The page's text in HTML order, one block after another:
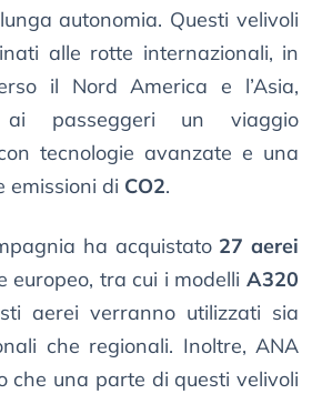
autonomia. Questi velivoli
alle rotte internazionali, in
il Nord America e l’Asia,
ai passeggeri un viaggio
tecnologie avanzate e una
emissioni di CO2.
ha acquistato 27 aerei
europeo, tra cui i modelli A320
aerei verranno utilizzati sia
che regionali. Inoltre, ANA
che una parte di questi velivoli